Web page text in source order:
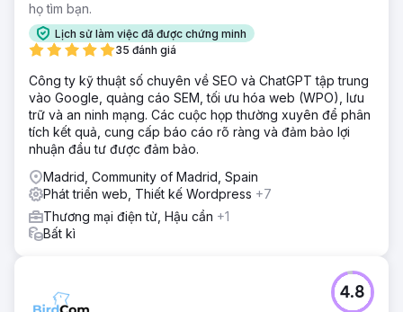
họ tìm bạn.
Lịch sử làm việc đã được chứng minh
35 đánh giá
Công ty kỹ thuật số chuyên về SEO và ChatGPT tập trung
vào Google, quảng cáo SEM, tối ưu hóa web (WPO), lưu
trữ và an ninh mạng. Các cuộc họp thường xuyên để phân
tích kết quả, cung cấp báo cáo rõ ràng và đảm bảo lợi
nhuận đầu tư được đảm bảo.
Madrid, Community of Madrid, Spain
Phát triển web, Thiết kế Wordpress +7
Thương mại điện tử, Hậu cần +1
Bất kì
4.8